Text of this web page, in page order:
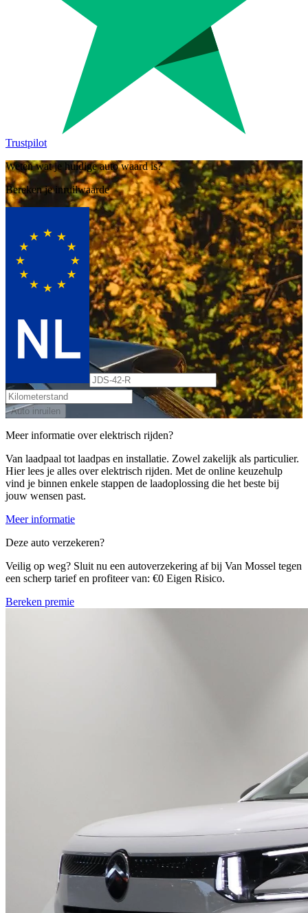
Trustpilot
Weten wat je huidige auto waard is?
Bereken je inruilwaarde
Auto inruilen
Meer informatie over elektrisch rijden?
Van laadpaal tot laadpas en installatie. Zowel zakelijk als particulier.
Hier lees je alles over elektrisch rijden. Met de online keuzehulp
vind je binnen enkele stappen de laadoplossing die het beste bij
jouw wensen past.
Meer informatie
Deze auto verzekeren?
Veilig op weg? Sluit nu een autoverzekering af bij Van Mossel tegen
een scherp tarief en profiteer van: €0 Eigen Risico.
Bereken premie